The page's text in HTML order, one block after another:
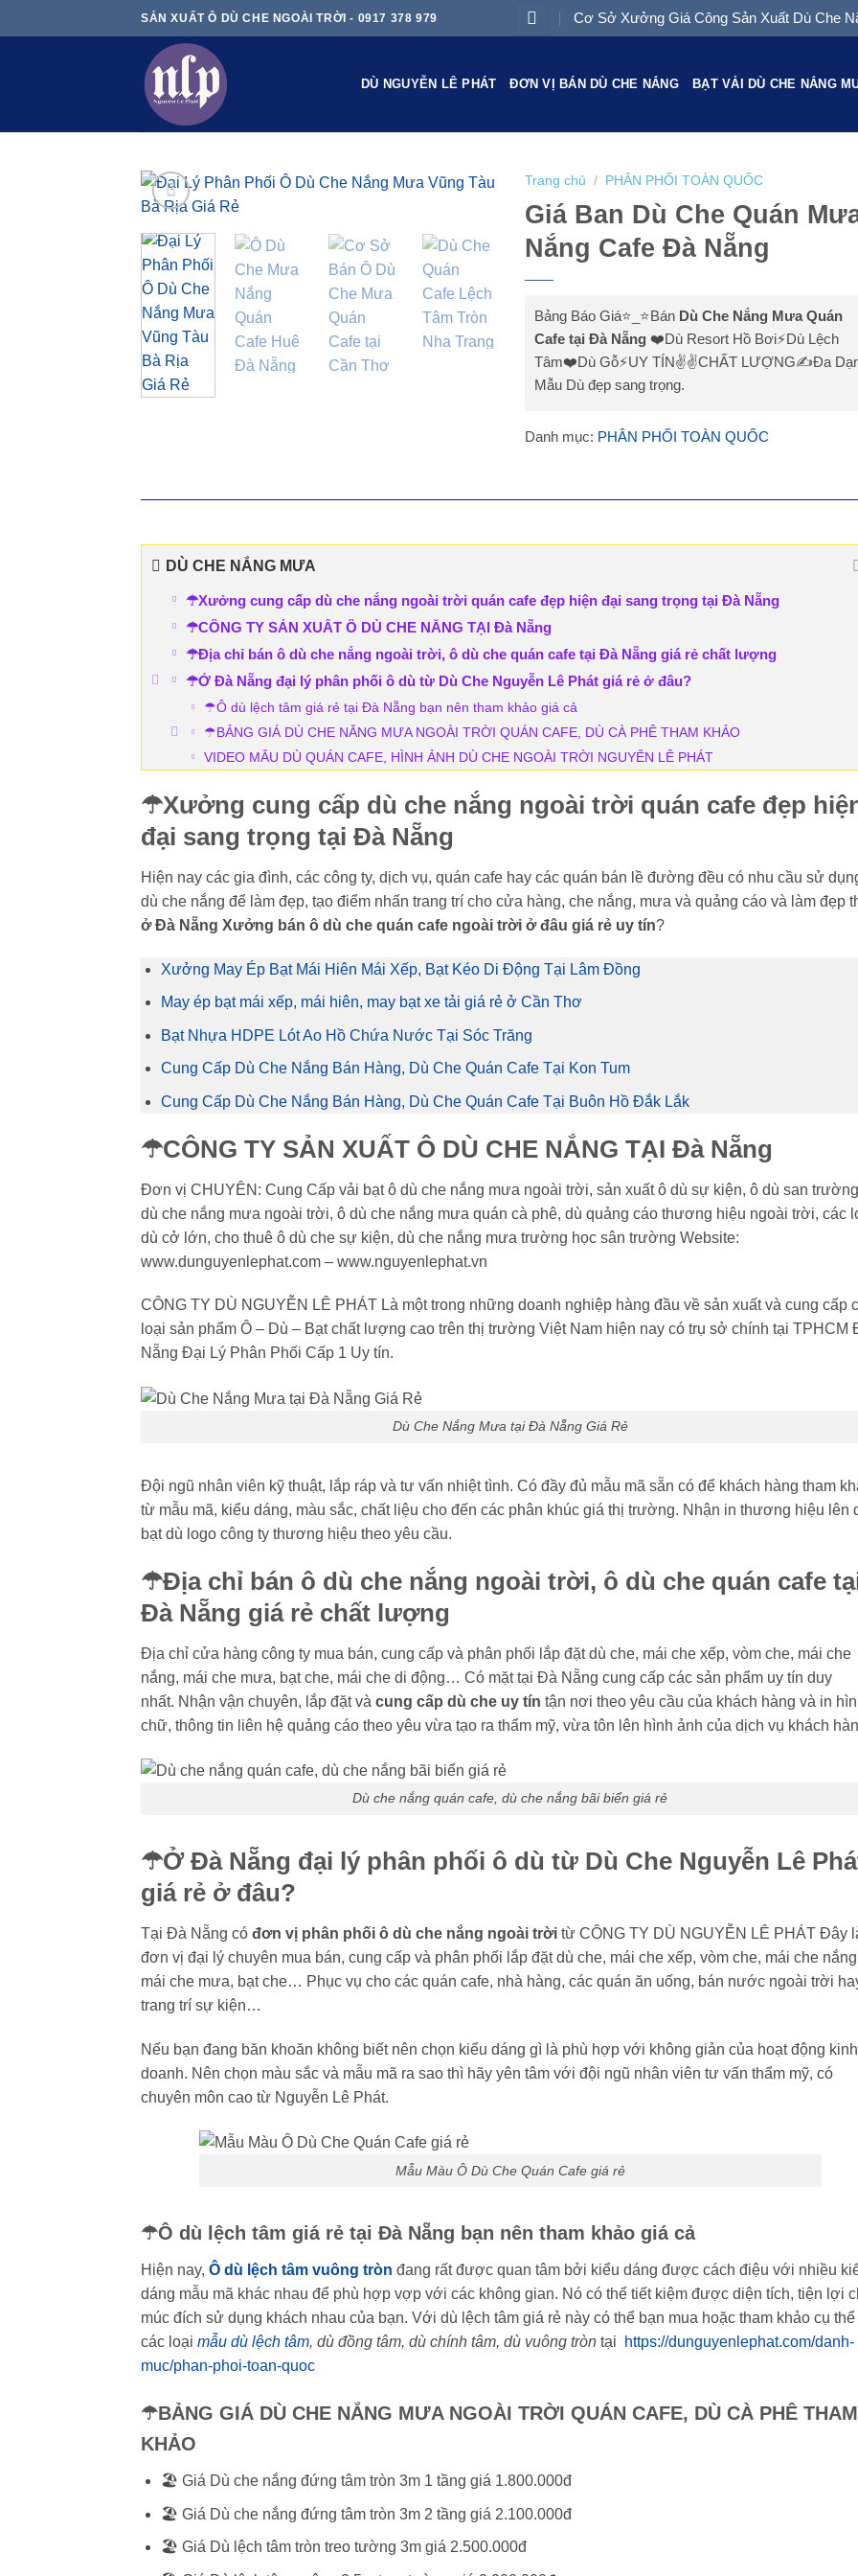
to
SẢN XUẤT Ô DÙ CHE NGOÀI TRỜI - 0917 378 979 Cơ Sở Xưởng Giá Công Sản Xuất Dù Che
DÙ NGUYỄN LÊ PHÁT ĐƠN VỊ BÁN DÙ CHE NẮNG BẠT VẢI DÙ CHE NẮNG
Trang chủ / PHÂN PHỐI TOÀN QUỐC
Giá Ban Dù Che Quán
Nắng Cafe Đà Nẵng
Bảng Báo Giá⭐️_⭐Bán Dù Che Nắng Mưa Quán
Cafe tại Đà Nẵng❤️Dù Resort Hồ Bơi⚡Dù Lệch
Tâm❤️Dù Gỗ⚡UY TÍN✌✌CHẤT LƯỢNG✍Đa
Mẫu Dù đẹp sang trọng.
Danh mục: PHÂN PHỐI TOÀN QUỐC
DÙ CHE NẮNG MƯA
☂Xưởng cung cấp dù che nắng ngoài trời quán cafe đẹp hiện đại sang trọng tại Đà Nẵng
☂CÔNG TY SẢN XUẤT Ô DÙ CHE NẮNG TẠI Đà Nẵng
☂Địa chỉ bán ô dù che nắng ngoài trời, ô dù che quán cafe tại Đà Nẵng giá rẻ chất lượng
☂Ở Đà Nẵng đại lý phân phối ô dù từ Dù Che Nguyễn Lê Phát giá rẻ ở đâu?
☂Ô dù lệch tâm giá rẻ tại Đà Nẵng bạn nên tham khảo giá cả
☂BẢNG GIÁ DÙ CHE NẮNG MƯA NGOÀI TRỜI QUÁN CAFE, DÙ CÀ PHÊ THAM KHẢO
VIDEO MẪU DÙ QUÁN CAFE, HÌNH ẢNH DÙ CHE NGOÀI TRỜI NGUYỄN LÊ PHÁT
☂Xưởng cung cấp dù che nắng ngoài trời quán cafe đẹp
đại sang trọng tại Đà Nẵng
Hiện nay các gia đình, các công ty, dịch vụ, quán cafe hay các quán bán lề đường đều có nhu cầu sử
dù che nắng để làm đẹp, tạo điểm nhấn trang trí cho cửa hàng, che nắng, mưa và quảng cáo và làm đẹp
ở Đà Nẵng Xưởng bán ô dù che quán cafe ngoài trời ở đâu giá rẻ uy tín?
Xưởng May Ép Bạt Mái Hiên Mái Xếp, Bạt Kéo Di Động Tại Lâm Đồng
May ép bạt mái xếp, mái hiên, may bạt xe tải giá rẻ ở Cần Thơ
Bạt Nhựa HDPE Lót Ao Hồ Chứa Nước Tại Sóc Trăng
Cung Cấp Dù Che Nắng Bán Hàng, Dù Che Quán Cafe Tại Kon Tum
Cung Cấp Dù Che Nắng Bán Hàng, Dù Che Quán Cafe Tại Buôn Hồ Đắk Lắk
☂CÔNG TY SẢN XUẤT Ô DÙ CHE NẮNG TẠI Đà Nẵng
Đơn vị CHUYÊN: Cung Cấp vải bạt ô dù che nắng mưa ngoài trời, sản xuất ô dù sự kiện, ô dù san
dù che nắng mưa ngoài trời, ô dù che nắng mưa quán cà phê, dù quảng cáo thương hiệu ngoài trời, các
dù cở lớn, cho thuê ô dù che sự kiện, dù che nắng mưa trường học sân trường Website:
www.dunguyenlephat.com – www.nguyenlephat.vn
CÔNG TY DÙ NGUYỄN LÊ PHÁT Là một trong những doanh nghiệp hàng đầu về sản xuất và cung cấp
loại sản phẩm Ô – Dù – Bạt chất lượng cao trên thị trường Việt Nam hiện nay có trụ sở chính tại TPHCM
Nẵng Đại Lý Phân Phối Cấp 1 Uy tín.
Dù Che Nắng Mưa tại Đà Nẵng Giá Rẻ
Đội ngũ nhân viên kỹ thuật, lắp ráp và tư vấn nhiệt tình. Có đầy đủ mẫu mã sẵn có để khách hàng tham
từ mẫu mã, kiểu dáng, màu sắc, chất liệu cho đến các phân khúc giá thị trường. Nhận in thương hiệu lên
bạt dù logo công ty thương hiệu theo yêu cầu.
☂Địa chỉ bán ô dù che nắng ngoài trời, ô dù che quán cafe
Đà Nẵng giá rẻ chất lượng
Địa chỉ cửa hàng công ty mua bán, cung cấp và phân phối lắp đặt dù che, mái che xếp, vòm che, mái che
nắng, mái che mưa, bạt che, mái che di động… Có mặt tại Đà Nẵng cung cấp các sản phẩm uy tín duy
nhất. Nhận vận chuyên, lắp đặt và cung cấp dù che uy tín tận nơi theo yêu cầu của khách hàng và in
chữ, thông tin liên hệ quảng cáo theo yêu vừa tạo ra thẩm mỹ, vừa tôn lên hình ảnh của dịch vụ khách
Dù che nắng quán cafe, dù che nắng bãi biển giá rẻ
☂Ở Đà Nẵng đại lý phân phối ô dù từ Dù Che Nguyễn Lê
giá rẻ ở đâu?
Tại Đà Nẵng có đơn vị phân phối ô dù che nắng ngoài trời từ CÔNG TY DÙ NGUYỄN LÊ PHÁT Đây
đơn vị đại lý chuyên mua bán, cung cấp và phân phối lắp đặt dù che, mái che xếp, vòm che, mái che
mái che mưa, bạt che… Phục vụ cho các quán cafe, nhà hàng, các quán ăn uống, bán nước ngoài trời
trang trí sự kiện…
Nếu bạn đang băn khoăn không biết nên chọn kiểu dáng gì là phù hợp với không giản của hoạt động kinh
doanh. Nên chọn màu sắc và mẫu mã ra sao thì hãy yên tâm với đội ngũ nhân viên tư vấn thẩm mỹ, có
chuyên môn cao từ Nguyễn Lê Phát.
Mẫu Màu Ô Dù Che Quán Cafe giá rẻ
☂Ô dù lệch tâm giá rẻ tại Đà Nẵng bạn nên tham khảo giá cả
Hiện nay, Ô dù lệch tâm vuông tròn đang rất được quan tâm bởi kiểu dáng được cách điệu với nhiều
dáng mẫu mã khác nhau để phù hợp vợp với các không gian. Nó có thể tiết kiệm được diện tích, tiện lợi
múc đích sử dụng khách nhau của bạn. Với dù lệch tâm giá rẻ này có thể bạn mua hoặc tham khảo cụ thể
các loại mẫu dù lệch tâm, dù đồng tâm, dù chính tâm, dù vuông tròn tại
https://dunguyenlephat.com/danh-
muc/phan-phoi-toan-quoc
☂BẢNG GIÁ DÙ CHE NẮNG MƯA NGOÀI TRỜI QUÁN CAFE, DÙ CÀ PHÊ THAM
KHẢO
🏖️ Giá Dù che nắng đứng tâm tròn 3m 1 tầng giá 1.800.000đ
🏖️ Giá Dù che nắng đứng tâm tròn 3m 2 tầng giá 2.100.000đ
🏖️ Giá Dù lệch tâm tròn treo tường 3m giá 2.500.000đ